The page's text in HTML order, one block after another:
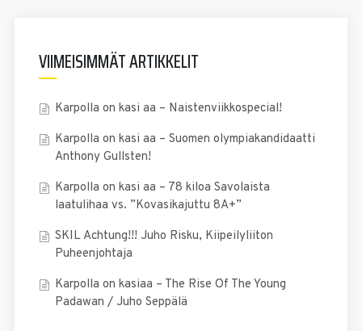
VIIMEISIMMÄT ARTIKKELIT
Karpolla on kasi aa – Naistenviikkospecial!
Karpolla on kasi aa – Suomen olympiakandidaatti
Anthony Gullsten!
Karpolla on kasi aa – 78 kiloa Savolaista
laatulihaa vs. ”Kovasikajuttu 8A+”
SKIL Achtung!!! Juho Risku, Kiipeilyliiton
Puheenjohtaja
Karpolla on kasiaa – The Rise Of The Young
Padawan / Juho Seppälä